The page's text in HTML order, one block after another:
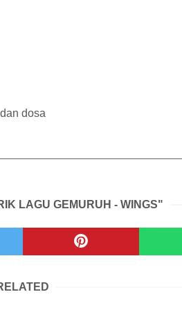
dosa
LAGU GEMURUH - WINGS"